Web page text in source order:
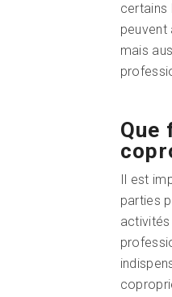
certains
peuvent
mais
Que
Il est
parties